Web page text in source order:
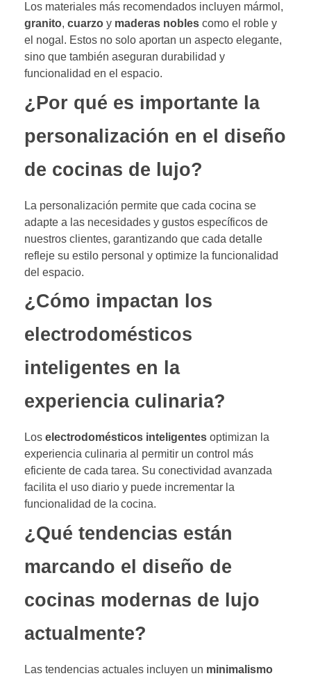
Los materiales más recomendados incluyen mármol,
granito, cuarzo y maderas nobles como el roble y
el nogal. Estos no solo aportan un aspecto elegante,
sino que también aseguran durabilidad y
funcionalidad en el espacio.
¿Por qué es importante la
personalización en el diseño
de cocinas de lujo?
La personalización permite que cada cocina se
adapte a las necesidades y gustos específicos de
nuestros clientes, garantizando que cada detalle
refleje su estilo personal y optimize la funcionalidad
del espacio.
¿Cómo impactan los
electrodomésticos
inteligentes en la
experiencia culinaria?
Los electrodomésticos inteligentes optimizan la
experiencia culinaria al permitir un control más
eficiente de cada tarea. Su conectividad avanzada
facilita el uso diario y puede incrementar la
funcionalidad de la cocina.
¿Qué tendencias están
marcando el diseño de
cocinas modernas de lujo
actualmente?
Las tendencias actuales incluyen un minimalismo